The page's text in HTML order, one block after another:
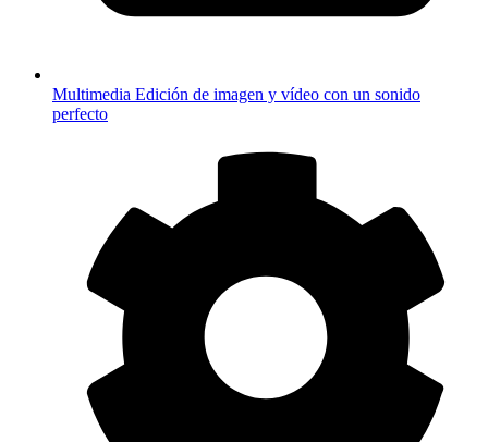
Multimedia Edición de imagen y vídeo con un sonido
perfecto